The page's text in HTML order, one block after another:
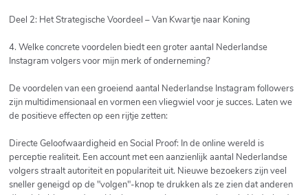
Deel 2: Het Strategische Voordeel – Van Kwartje naar Koning
4. Welke concrete voordelen biedt een groter aantal Nederlandse
Instagram volgers voor mijn merk of onderneming?
De voordelen van een groeiend aantal Nederlandse Instagram followers
zijn multidimensionaal en vormen een vliegwiel voor je succes. Laten we
de positieve effecten op een rijtje zetten:
Directe Geloofwaardigheid en Social Proof: In de online wereld is
perceptie realiteit. Een account met een aanzienlijk aantal Nederlandse
volgers straalt autoriteit en populariteit uit. Nieuwe bezoekers zijn veel
sneller geneigd op de "volgen"-knop te drukken als ze zien dat anderen